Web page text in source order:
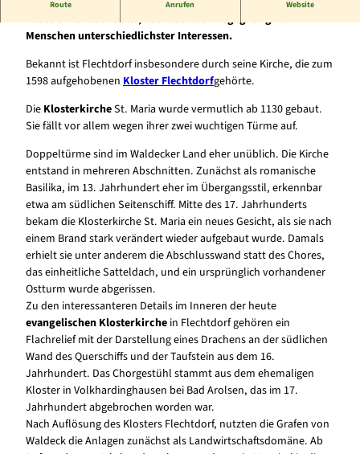
Route Anrufen Website
heute ein Ort der Stille, aber auch der Begegnung von
Menschen unterschiedlichster Interessen.
Bekannt ist Flechtdorf insbesondere durch seine Kirche, die zum
1598 aufgehobenen Kloster Flechtdorfgehörte.
Die KlosterkircheSt. Maria wurde vermutlich ab 1130 gebaut.
Sie fällt vor allem wegen ihrer zwei wuchtigen Türme auf.
Doppeltürme sind im Waldecker Land eher unüblich. Die Kirche
entstand in mehreren Abschnitten. Zunächst als romanische
Basilika, im 13. Jahrhundert eher im Übergangsstil, erkennbar
etwa am südlichen Seitenschiff. Mitte des 17. Jahrhunderts
bekam die Klosterkirche St. Maria ein neues Gesicht, als sie nach
einem Brand stark verändert wieder aufgebaut wurde. Damals
erhielt sie unter anderem die Abschlusswand statt des Chores,
das einheitliche Satteldach, und ein ursprünglich vorhandener
Ostturm wurde abgerissen.
Zu den interessanteren Details im Inneren der heute
evangelischen Klosterkirche in Flechtdorf gehören ein
Flachrelief mit der Darstellung eines Drachens an der südlichen
Wand des Querschiffs und der Taufstein aus dem 16.
Jahrhundert. Das Chorgestühl stammt aus dem ehemaligen
Kloster in Volkhardinghausen bei Bad Arolsen, das im 17.
Jahrhundert abgebrochen worden war.
Nach Auflösung des Klosters Flechtdorf, nutzten die Grafen von
Waldeck die Anlagen zunächst als Landwirtschaftsdomäne. Ab